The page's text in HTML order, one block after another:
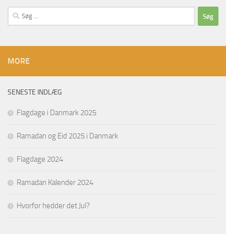
Søg
efter:
MORE
SENESTE INDLÆG
Flagdage i Danmark 2025
Ramadan og Eid 2025 i Danmark
Flagdage 2024
Ramadan Kalender 2024
Hvorfor hedder det Jul?